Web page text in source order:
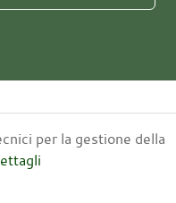
per la gestione della